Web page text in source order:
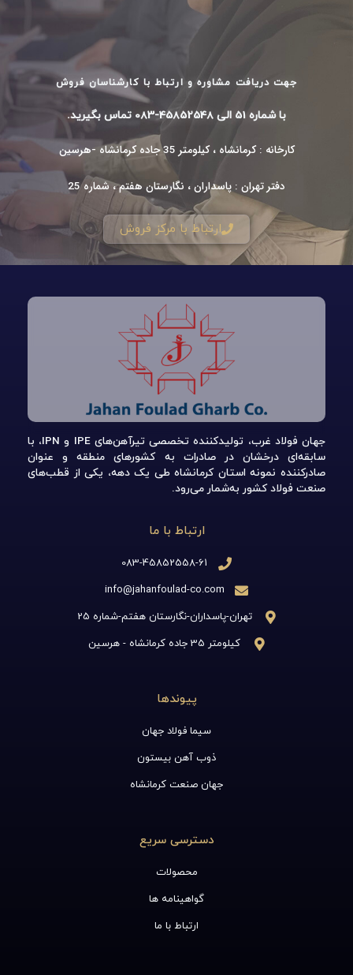
جهت دریافت مشاوره و ارتباط با کارشناسان فروش
با شماره 51 الی 45852548-083 تماس بگیرید.
کارخانه : کرمانشاه ، کیلومتر 35 جاده کرمانشاه -هرسین
دفتر تهران : پاسداران ، نگارستان هفتم ، شماره 25
ارتباط با مرکز فروش
جهان فولاد غرب، تولیدکننده تخصصی تیرآهن‌های IPE و IPN، با
سابقه‌ای درخشان در صادرات به کشورهای منطقه و عنوان
صادرکننده نمونه استان کرمانشاه طی یک دهه، یکی از قطب‌های
صنعت فولاد کشور به‌شمار می‌رود.
ارتباط با ما
083-45852558-61
info@jahanfoulad-co.com
تهران-پاسداران-نگارستان هفتم-شماره 25
کیلومتر 35 جاده کرمانشاه - هرسین
پیوندها
سیما فولاد جهان
ذوب آهن بیستون
جهان صنعت کرمانشاه
دسترسی سریع
محصولات
گواهینامه ها
ارتباط با ما